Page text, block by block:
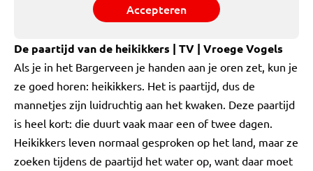
Accepteren
De paartijd van de heikikkers | TV | Vroege Vogels
Als je in het Bargerveen je handen aan je oren zet, kun je
ze goed horen: heikikkers. Het is paartijd, dus de
mannetjes zijn luidruchtig aan het kwaken. Deze paartijd
is heel kort: die duurt vaak maar een of twee dagen.
Heikikkers leven normaal gesproken op het land, maar ze
zoeken tijdens de paartijd het water op, want daar moet